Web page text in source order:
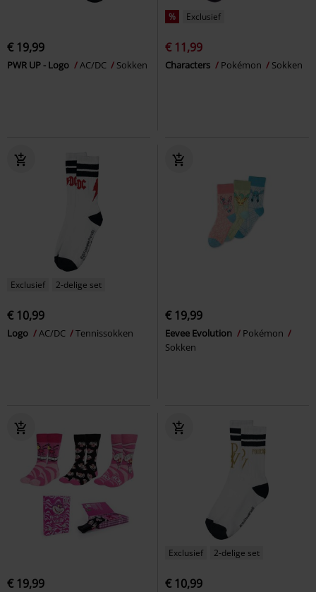
€ 19,99
PWR UP - Logo AC/DC Sokken
% Exclusief
€ 11,99
Characters Pokémon Sokken
Exclusief 2-delige set
€ 10,99
Logo AC/DC Tennissokken
€ 19,99
Eevee Evolution
Pokémon
Sokken
€ 19,99
Exclusief 2-delige set
€ 10,99